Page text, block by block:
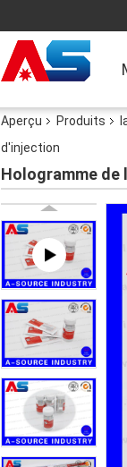
Aperçu Produits
d'injection
Hologramme de